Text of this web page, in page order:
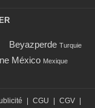
Beyazperde Turquie
México Mexique
CGU CGV